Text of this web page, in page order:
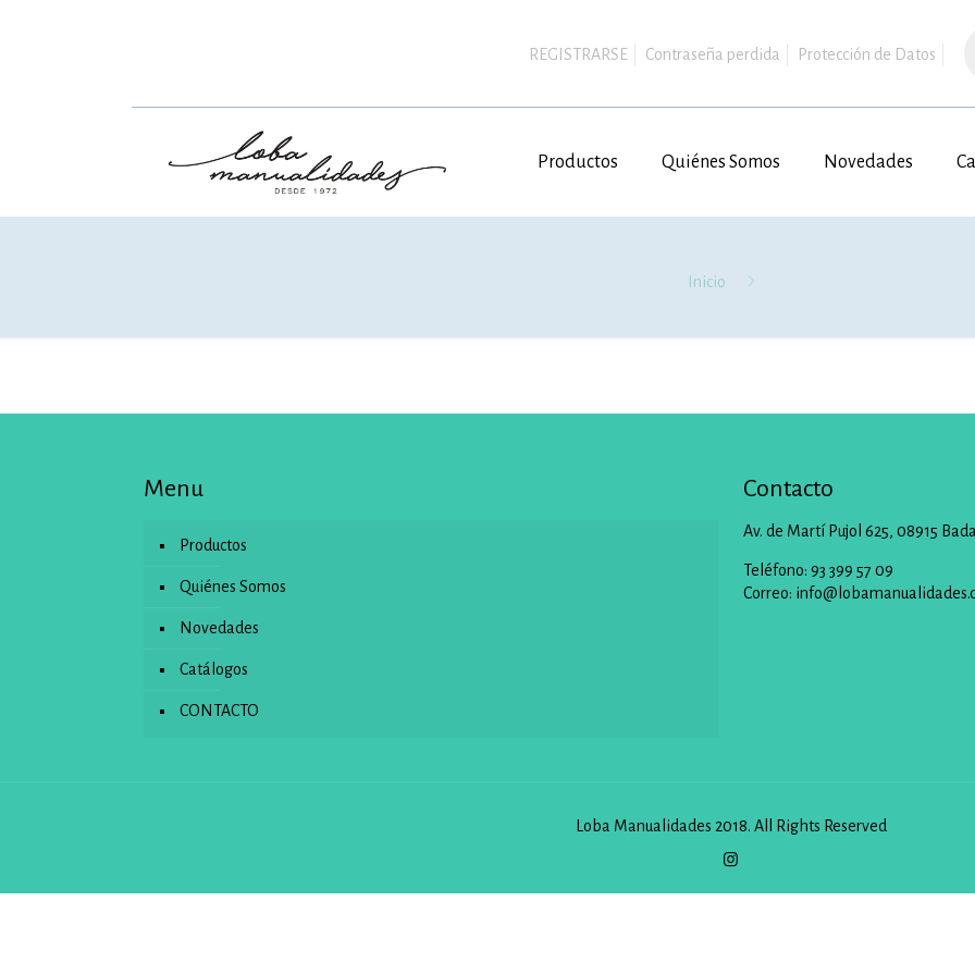
REGISTRARSE Contraseña perdida Protección de Datos
Productos Quiénes Somos Novedades
Inicio
Menu
Productos
Quiénes Somos
Novedades
Catálogos
CONTACTO
Contacto
Av. de Martí Pujol 625, 08915
Teléfono: 93 399 57 09
Correo:
Loba Manualidades 2018. All Rights Reserved